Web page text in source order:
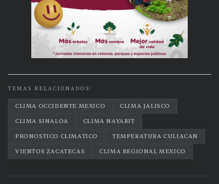
TEMAS RELACIONADOS:
CLIMA OCCIDENTE MEXICO
CLIMA JALISCO
CLIMA SINALOA
CLIMA NAYARIT
PRONOSTICO CLIMATICO
TEMPERATURA CULIACAN
VIENTOS ZACATECAS
CLIMA REGIONAL MEXICO